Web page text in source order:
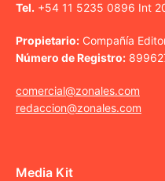
Tel. +54 11 5235 0896 Int
Propietario: Compañía
Número de Registro:
comercial@zonales.com
redaccion@zonales.com
Media Kit